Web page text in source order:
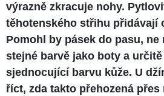
výrazně zkracuje nohy.
těhotenského střihu přidávají
Pomohl by pásek do pasu, ne
stejné barvě jako boty a
sjednocující barvu kůže. U
říct, zda takto přehozená přes